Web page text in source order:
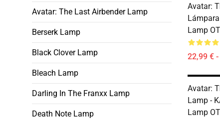
Avatar: The Last Airbender Lamp
Berserk Lamp
Black Clover Lamp
Bleach Lamp
Darling In The Franxx Lamp
Death Note Lamp
Avatar:
Lamp
22,99 €
Avatar:
Lamp -
Lamp